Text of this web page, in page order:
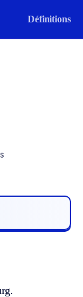
Définitions